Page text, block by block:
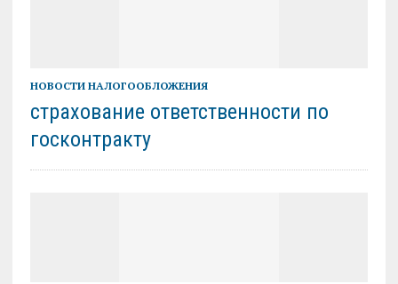
НОВОСТИ НАЛОГООБЛОЖЕНИЯ
страхование ответственности по
госконтракту